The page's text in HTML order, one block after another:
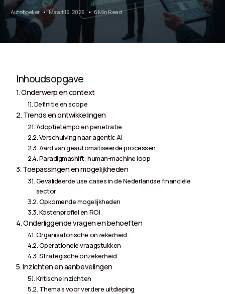
Autoboeker Maart 19, 2026 6 Min Read
Inhoudsopgave
Onderwerp en context
Definitie en scope
Trends en ontwikkelingen
Adoptietempo en penetratie
Verschuiving naar agentic AI
Aard van geautomatiseerde processen
Paradigmashift: human-machine loop
Toepassingen en mogelijkheden
Gevalideerde use cases in de Nederlandse financiële
sector
Opkomende mogelijkheden
Kostenprofiel en ROI
Onderliggende vragen en behoeften
Organisatorische onzekerheid
Operationele vraagstukken
Strategische onzekerheid
Inzichten en aanbevelingen
Kritische inzichten
Thema’s voor verdere uitdieping